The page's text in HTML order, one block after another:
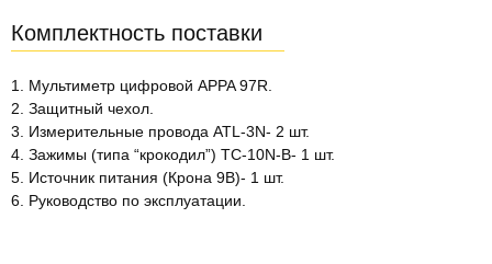
Комплектность поставки
1. Мультиметр цифровой APPA 97R.
2. Защитный чехол.
3. Измерительные провода ATL-3N- 2 шт.
4. Зажимы (типа “крокодил”) ТС-10N-B- 1 шт.
5. Источник питания (Крона 9В)- 1 шт.
6. Руководство по эксплуатации.